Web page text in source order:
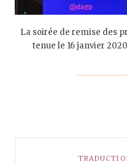
La soirée de remise des
tenue le 16 janvier